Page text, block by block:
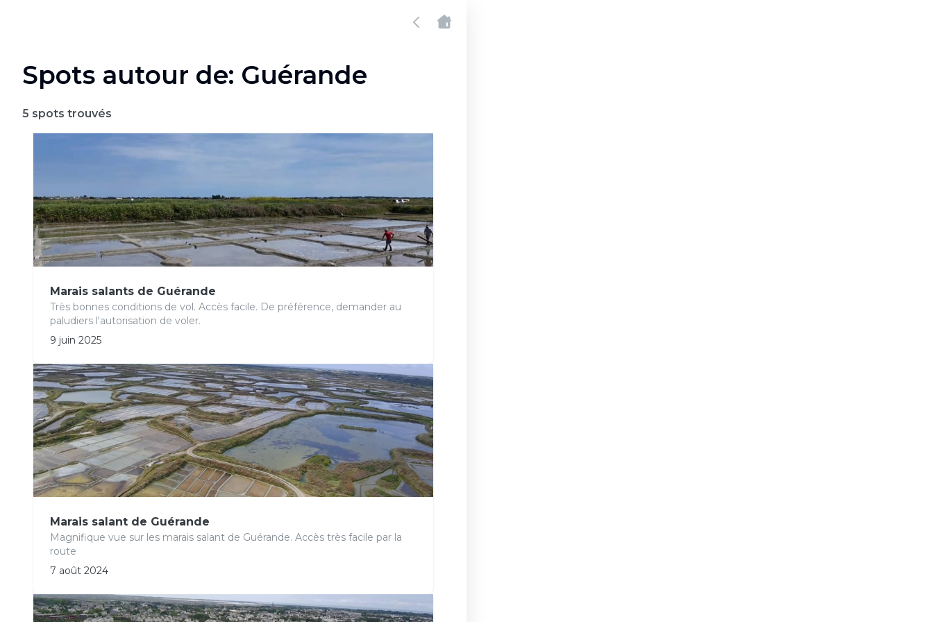
Spots autour de: Guérande
5 spots trouvés
Marais salants de Guérande
Très bonnes conditions de vol. Accès facile. De préférence, demander au
paludiers l'autorisation de voler.
9 juin 2025
Marais salant de Guérande
Magnifique vue sur les marais salant de Guérande. Accès très facile par la
route
7 août 2024